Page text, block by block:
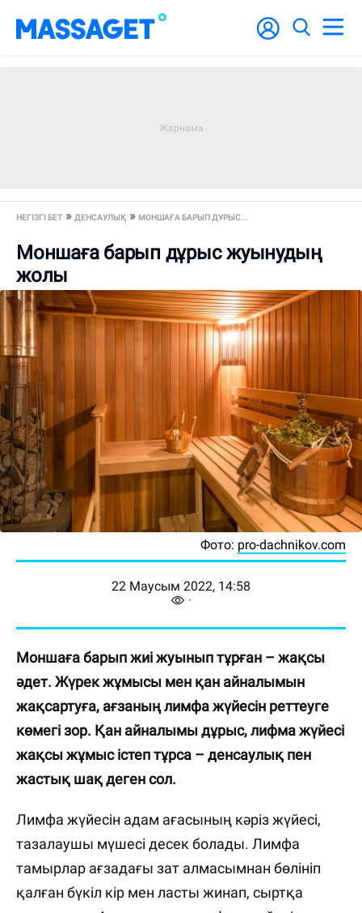
НЕГІЗГІ БЕТ ДЕНСАУЛЫҚ МОНШАҒА БАРЫП ДҰРЫС...
Моншаға барып дұрыс жуынудың
жолы
Фото: pro-dachnikov.com
22 Маусым 2022, 14:58
Моншаға барып жиі жуынып тұрған – жақсы
әдет. Жүрек жұмысы мен қан айналымын
жақсартуға, ағзаның лимфа жүйесін реттеуге
көмегі зор. Қан айналымы дұрыс, лифма жүйесі
жақсы жұмыс істеп тұрса – денсаулық пен
жастық шақ деген сол.
Лимфа жүйесін адам ағасының кәріз жүйесі,
тазалаушы мүшесі десек болады. Лимфа
тамырлар ағзадағы зат алмасымнан бөлініп
қалған бүкіл кір мен ласты жинап, сыртқа